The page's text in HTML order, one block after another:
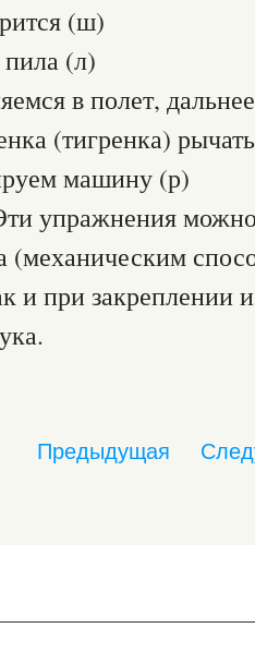
(ш)
(л)
в полет, дальнее
(тигренка)
машину (р)
упражнения можно
(механическим
и при закреплении
Предыдущая